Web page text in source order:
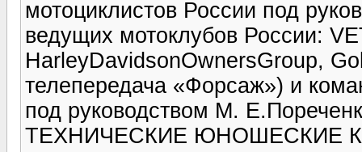
мотоциклистов России под
ведущих мотоклубов России:
HarleyDavidsonOwnersGroup,
телепередача «Форсаж») и
под руководством М.
ТЕХНИЧЕСКИЕ ЮНОШЕСКИЕ